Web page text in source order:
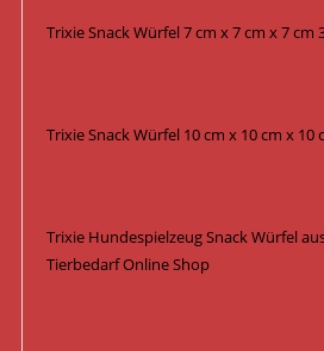
Trixie Snack Würfel 7 cm x 7 cm x 7 cm
Trixie Snack Würfel 10 cm x 10 cm x 10
Trixie Hundespielzeug Snack Würfel
Tierbedarf Online Shop